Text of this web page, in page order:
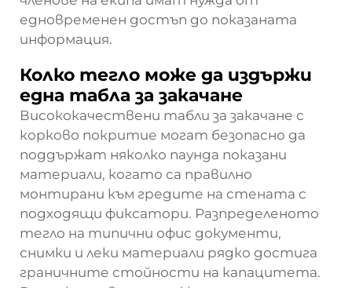
едновременен достъп до показаната
информация.
Колко тегло може да издържи
една табла за закачане
Висококачествени табли за закачане с
корково покритие могат безопасно да
поддържат няколко паунда показани
материали, когато са правилно
монтирани към гредите на стената с
подходящи фиксатори. Разпределеното
тегло на типични офис документи,
снимки и леки материали рядко достига
граничните стойности на капацитета.